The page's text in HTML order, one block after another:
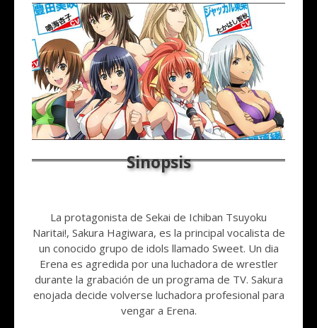
La protagonista de Sekai de Ichiban Tsuyoku
Naritai!, Sakura Hagiwara, es la principal vocalista de
un conocido grupo de idols llamado Sweet. Un dia
Erena es agredida por una luchadora de wrestler
durante la grabación de un programa de TV. Sakura
enojada decide volverse luchadora profesional para
vengar a Erena.